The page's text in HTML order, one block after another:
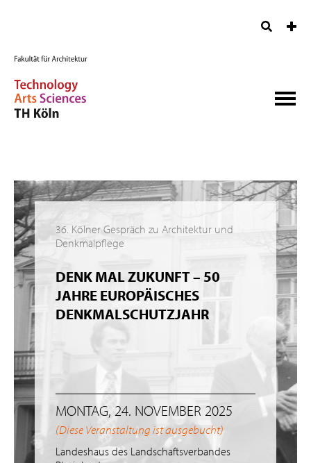
36. Kölner Gespräch zu Architektur und
Denkmalpflege
DENK MAL ZUKUNFT – 50
JAHRE EUROPÄISCHES
DENKMALSCHUTZJAHR
MONTAG, 24. NOVEMBER 2025
(Diese Veranstaltung ist ausgebucht)
Landeshaus des Landschaftsverbandes